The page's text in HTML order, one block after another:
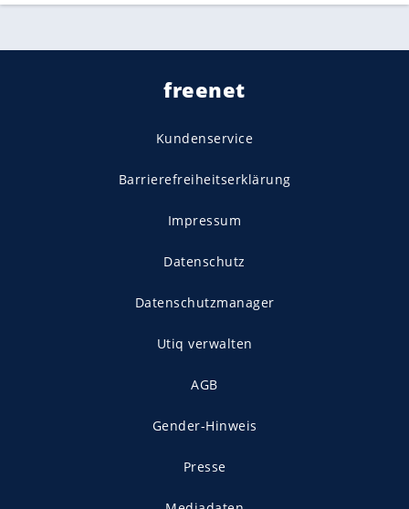
freenet
Kundenservice
Barrierefreiheitserklärung
Impressum
Datenschutz
Datenschutzmanager
Utiq verwalten
AGB
Gender-Hinweis
Presse